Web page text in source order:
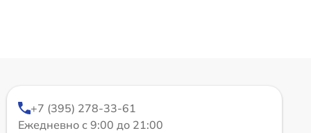
+7 (395) 278-33-61
Ежедневно с 9:00 до 21:00